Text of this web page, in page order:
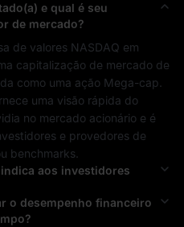
e qual é seu
de mercado?
de valores NASDAQ
como uma ação Mega-cap
uma visão rápida do
no mercado acionário e é
e provedores de
benchmarks.
indica aos investidores
o desempenho financeiro